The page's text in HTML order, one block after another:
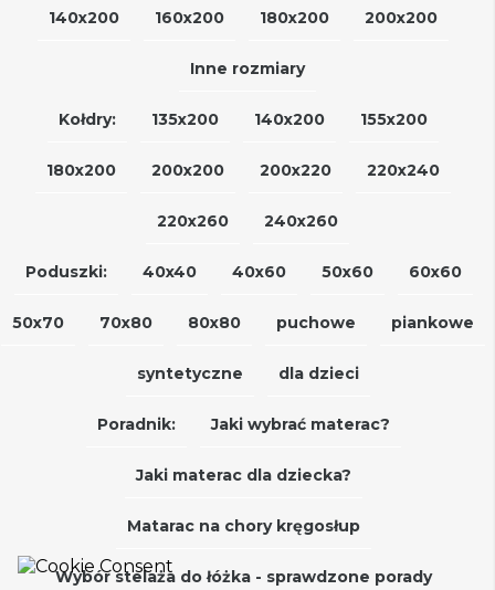
140x200 160x200 180x200 200x200
Inne rozmiary
Kołdry: 135x200 140x200 155x200
180x200 200x200 200x220 220x240
220x260 240x260
Poduszki: 40x40 40x60 50x60 60x60
50x70 70x80 80x80 puchowe piankowe
syntetyczne dla dzieci
Poradnik: Jaki wybrać materac?
Jaki materac dla dziecka?
Matarac na chory kręgosłup
Wybór stelaża do łóżka - sprawdzone porady